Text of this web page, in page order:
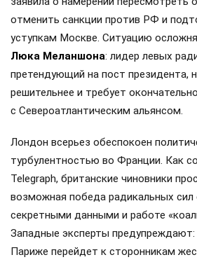
отменить санкции против РФ и
уступкам Москве. Ситуацию
Люка Меланшона: лидер левых
претендующий на пост президента,
решительнее и требует
с Североатлантическим альянсом.
Лондон всерьез обеспокоен
турбулентностью во Франции. Как
Telegraph, британские чиновники
возможная победа радикальных сил
секретными данными и работе
Западные эксперты предупреждают:
Париже перейдет к сторонникам